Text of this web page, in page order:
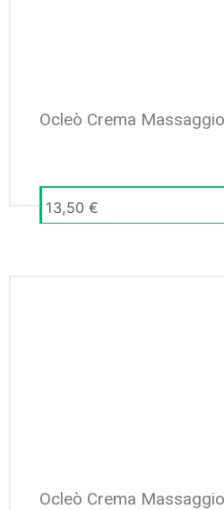
Ocleò Crema
13,50 €
Ocleò Crema